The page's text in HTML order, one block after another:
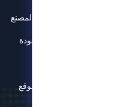
جولة في المصنع
مراقبة الجودة
خريطة الموقع